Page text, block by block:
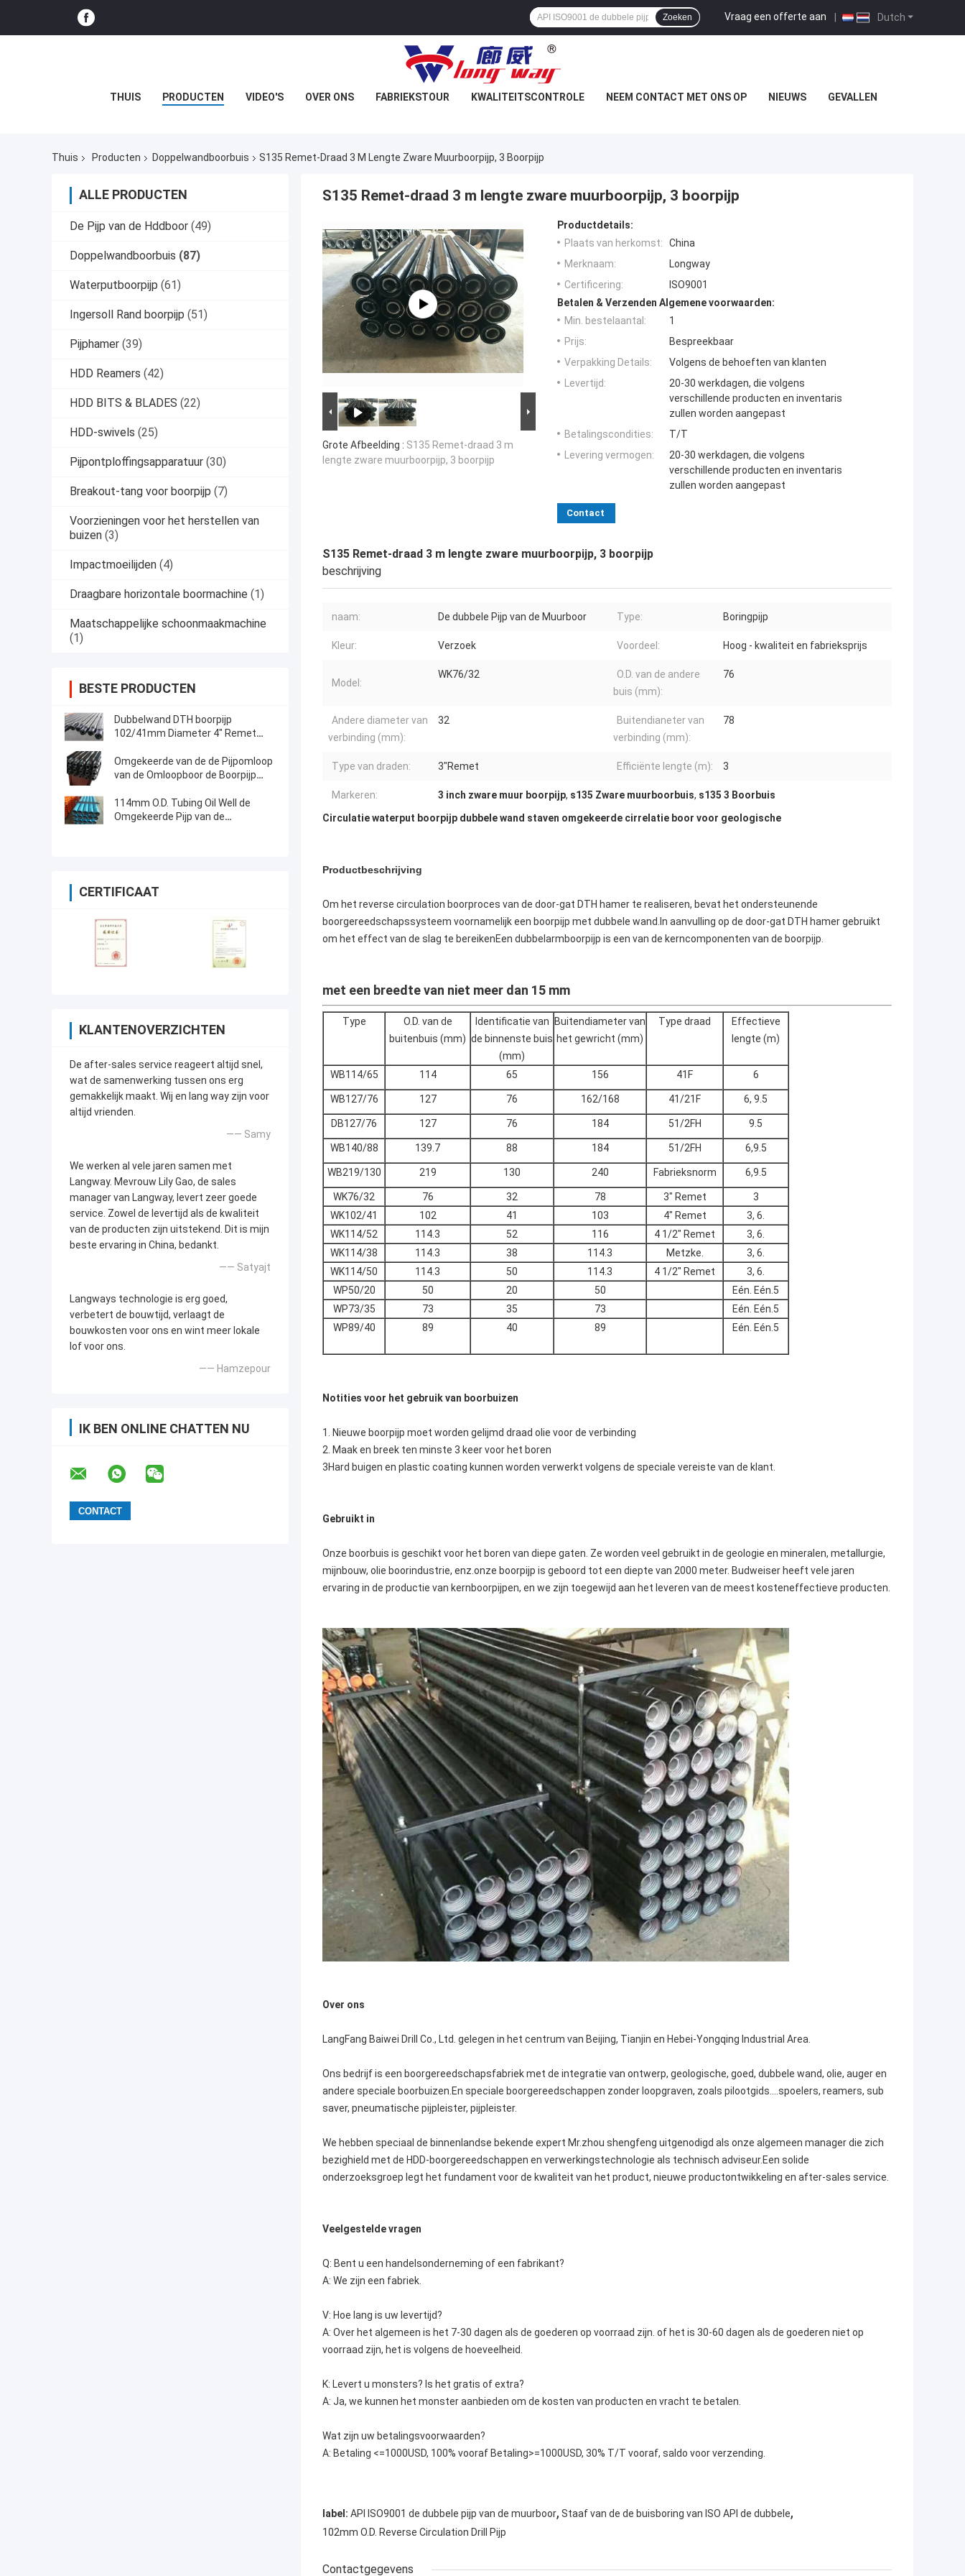
Dutch
Vraag een offerte aan |
Zoeken
THUIS PRODUCTEN VIDEO'S OVER ONS FABRIEKSTOUR KWALITEITSCONTROLE NEEM CONTACT MET ONS OP NIEUWS GEVALLEN
Thuis Producten Doppelwandboorbuis S135 Remet-Draad 3 M Lengte Zware Muurboorpijp, 3 Boorpijp
ALLE PRODUCTEN
De Pijp van de Hddboor (49)
Doppelwandboorbuis (87)
Waterputboorpijp (61)
Ingersoll Rand boorpijp (51)
Pijphamer (39)
HDD Reamers (42)
HDD BITS & BLADES (22)
HDD-swivels (25)
Pijpontploffingsapparatuur (30)
Breakout-tang voor boorpijp (7)
Voorzieningen voor het herstellen van
buizen (3)
Impactmoeilijden (4)
Draagbare horizontale boormachine (1)
Maatschappelijke schoonmaakmachine
(1)
BESTE PRODUCTEN
Dubbelwand DTH boorpijp
102/41mm Diameter 4" Remet
Omgekeerde van de de Pijpomloop
van de Omloopboor de Boorpijp
Omgekeerde
114mm O.D. Tubing Oil Well de
Omgekeerde Pijp van de
CERTIFICAAT
KLANTENOVERZICHTEN
De after-sales service reageert altijd snel,
wat de samenwerking tussen ons erg
gemakkelijk maakt. Wij en lang way zijn voor
altijd vrienden.
—— Samy
We werken al vele jaren samen met
Langway. Mevrouw Lily Gao, de sales
manager van Langway, levert zeer goede
service. Zowel de levertijd als de kwaliteit
van de producten zijn uitstekend. Dit is mijn
beste ervaring in China, bedankt.
—— Satyajt
Langways technologie is erg goed,
verbetert de bouwtijd, verlaagt de
bouwkosten voor ons en wint meer lokale
lof voor ons.
—— Hamzepour
IK BEN ONLINE CHATTEN NU
S135 Remet-draad 3 m lengte zware muurboorpijp, 3 boorpijp
Grote Afbeelding : S135 Remet-draad 3 m
lengte zware muurboorpijp, 3 boorpijp
Productdetails:
Plaats van herkomst:
China
Merknaam:
Longway
Certificering:
ISO9001
Betalen & Verzenden Algemene voorwaarden:
Min. bestelaantal:
1
Prijs:
Bespreekbaar
Verpakking Details:
Volgens de behoeften van klanten
Levertijd:
20-30 werkdagen, die volgens
verschillende producten en inventaris
zullen worden aangepast
Betalingscondities:
T/T
Levering vermogen:
20-30 werkdagen, die volgens
verschillende producten en inventaris
zullen worden aangepast
Contact
S135 Remet-draad 3 m lengte zware muurboorpijp, 3 boorpijp
beschrijving
naam: De dubbele Pijp van de Muurboor Type: Boringpijp
Kleur: Verzoek Voordeel: Hoog - kwaliteit en fabrieksprijs
Model:
WK76/32
O.D. van de andere
buis (mm):
76
Andere diameter van
verbinding (mm):
32
Buitendianeter van
verbinding (mm):
78
Type van draden: 3"Remet Efficiënte lengte (m): 3
Markeren: 3 inch zware muur boorpijp, s135 Zware muurboorbuis, s135 3 Boorbuis
Circulatie waterput boorpijp dubbele wand staven omgekeerde cirrelatie boor voor geologische
Productbeschrijving
Om het reverse circulation boorproces van de door-gat DTH hamer te realiseren, bevat het ondersteunende
boorgereedschapssysteem voornamelijk een boorpijp met dubbele wand.In aanvulling op de door-gat DTH hamer gebruikt
om het effect van de slag te bereikenEen dubbelarmboorpijp is een van de kerncomponenten van de boorpijp.
met een breedte van niet meer dan 15 mm
Type
O.D. van de
buitenbuis (mm)
Identificatie van
de binnenste buis
(mm)
Buitendiameter van
het gewricht (mm)
Type draad
Effectieve
lengte (m)
WB114/65 114 65 156 41F 6
WB127/76 127 76 162/168 41/21F 6, 9.5
DB127/76 127 76 184 51/2FH 9.5
WB140/88 139.7 88 184 51/2FH 6,9.5
WB219/130 219 130 240 Fabrieksnorm 6,9.5
WK76/32 76 32 78 3" Remet
3
WK102/41
102 41 103 4" Remet
3, 6.
WK114/52
114.3 52 116 4 1/2" Remet
3, 6.
WK114/38
114.3 38 114.3 Metzke.
3, 6.
WK114/50
114.3 50 114.3 4 1/2" Remet
3, 6.
WP50/20
50 20 50
Eén. Eén.5
WP73/35
73 35 73
Eén. Eén.5
WP89/40
89 40 89 Eén. Eén.5
Notities voor het gebruik van boorbuizen
1. Nieuwe boorpijp moet worden gelijmd draad olie voor de verbinding
2. Maak en breek ten minste 3 keer voor het boren
3Hard buigen en plastic coating kunnen worden verwerkt volgens de speciale vereiste van de klant.
Gebruikt in
Onze boorbuis is geschikt voor het boren van diepe gaten. Ze worden veel gebruikt in de geologie en mineralen, metallurgie,
mijnbouw, olie boorindustrie, enz.onze boorpijp is geboord tot een diepte van 2000 meter. Budweiser heeft vele jaren
ervaring in de productie van kernboorpijpen, en we zijn toegewijd aan het leveren van de meest kosteneffectieve producten.
Over ons
LangFang Baiwei Drill Co., Ltd. gelegen in het centrum van Beijing, Tianjin en Hebei-Yongqing Industrial Area.
Ons bedrijf is een boorgereedschapsfabriek met de integratie van ontwerp, geologische, goed, dubbele wand, olie, auger en
andere speciale boorbuizen.En speciale boorgereedschappen zonder loopgraven, zoals pilootgids....spoelers, reamers, sub
saver, pneumatische pijpleister, pijpleister.
We hebben speciaal de binnenlandse bekende expert Mr.zhou shengfeng uitgenodigd als onze algemeen manager die zich
bezighield met de HDD-boorgereedschappen en verwerkingstechnologie als technisch adviseur.Een solide
onderzoeksgroep legt het fundament voor de kwaliteit van het product, nieuwe productontwikkeling en after-sales service.
Veelgestelde vragen
Q: Bent u een handelsonderneming of een fabrikant?
A: We zijn een fabriek.
V: Hoe lang is uw levertijd?
A: Over het algemeen is het 7-30 dagen als de goederen op voorraad zijn. of het is 30-60 dagen als de goederen niet op
voorraad zijn, het is volgens de hoeveelheid.
K: Levert u monsters? Is het gratis of extra?
A: Ja, we kunnen het monster aanbieden om de kosten van producten en vracht te betalen.
Wat zijn uw betalingsvoorwaarden?
A: Betaling <=1000USD, 100% vooraf Betaling>=1000USD, 30% T/T vooraf, saldo voor verzending.
label: API ISO9001 de dubbele pijp van de muurboor, Staaf van de de buisboring van ISO API de dubbele,
102mm O.D. Reverse Circulation Drill Pijp
Contactgegevens